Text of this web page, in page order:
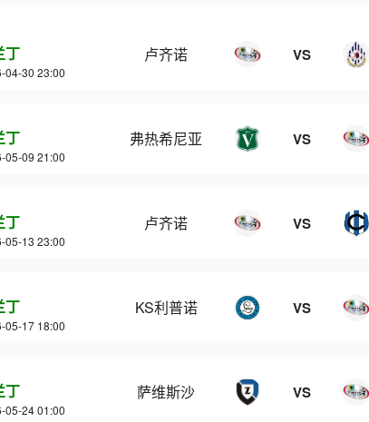
丁
04-30 23:00
卢齐诺 VS
丁
05-09 21:00
弗热希尼亚 VS
丁
05-13 23:00
卢齐诺 VS
丁
05-17 18:00
KS利普诺 VS
丁
05-24 01:00
萨维斯沙 VS